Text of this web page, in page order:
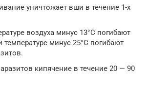
уничтожает вши в течение 1-х
воздуха минус 13°С погибают
температуре минус 25°С погибают
кипячение в течение 20 — 90